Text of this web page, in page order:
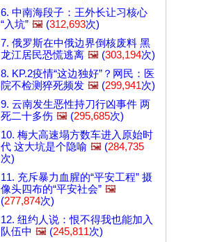
6. 中南海段子：王外长让习核心
“入坑” 🖼️ (312,693次)
7. 俄罗斯在中俄边界倒核废料 黑
龙江居民恐慌逃离 🖼️ (303,194次)
8. KP.2疫情“这边独好”？网民：医
院不检测猝死频发 🖼️ (299,941次)
9. 云南发生恶性持刀行凶事件 两
死二十多伤 🖼️ (295,685次)
10. 梅大高速塌方数车进入原始时
代 这大坑是个隐喻 🖼️ (284,735
次)
11. 充斥暴力血腥的“平安工程” 摄
像头四布的“平安社会” 🖼️
(277,874次)
12. 纽约人说：恨不得我也能加入
队伍中 🖼️ (245,811次)